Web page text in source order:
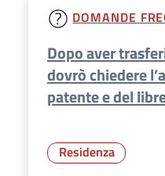
DOMANDE
Dopo aver
dovrò chiedere
patente e del
Residenza